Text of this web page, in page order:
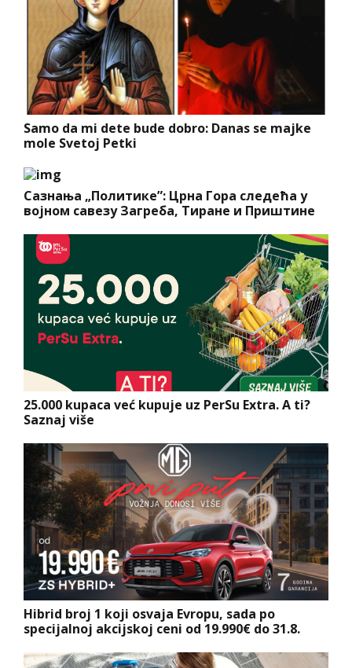
Samo da mi dete bude dobro: Danas se majke
mole Svetoj Petki
Сазнања „Политике”: Црна Гора следећа у
војном савезу Загреба, Тиране и Приштине
25.000 kupaca već kupuje uz PerSu Extra. A ti?
Saznaj više
Hibrid broj 1 koji osvaja Evropu, sada po
specijalnoj akcijskoj ceni od 19.990€ do 31.8.